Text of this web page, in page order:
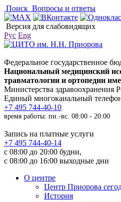
Поиск Вопросы и ответы
Версия для слабовидящих
Рус Eng
Федеральное государственное
Национальный медицинский
травматологии и ортопедии
Министерства здравоохранения
Единый многоканальный
+7 495 744-40-10
время работы: пн.-вс. 08:00 - 20:00
Запись на платные услуги
+7 495 744-40-14
с 08:00 до 20:00 будни,
с 08:00 до 16:00 выходные дни
О центре
Центр Приорова
История